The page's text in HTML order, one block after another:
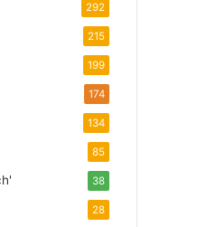
292
215
199
174
134
85
38
28